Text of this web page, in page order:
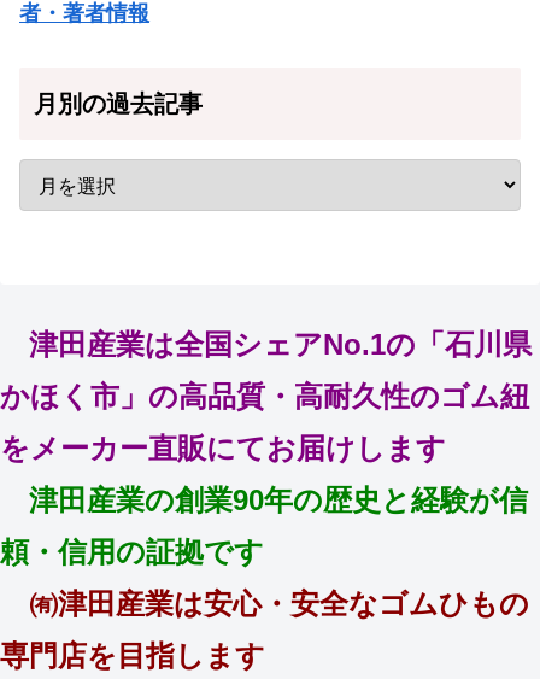
者・著者情報
月別の過去記事
津田産業は全国シェアNo.1の「石川県
かほく市」の高品質・高耐久性のゴム紐
をメーカー直販にてお届けします
津田産業の創業90年の歴史と経験が信
頼・信用の証拠です
㈲津田産業は安心・安全なゴムひもの
専門店を目指します